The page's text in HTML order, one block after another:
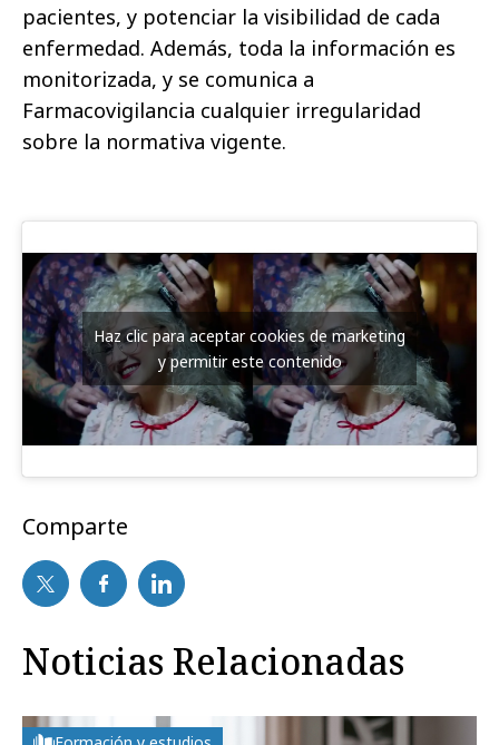
pacientes, y potenciar la visibilidad de cada
enfermedad. Además, toda la información es
monitorizada, y se comunica a
Farmacovigilancia cualquier irregularidad
sobre la normativa vigente.
Haz clic para aceptar cookies de marketing
y permitir este contenido
Comparte
Noticias Relacionadas